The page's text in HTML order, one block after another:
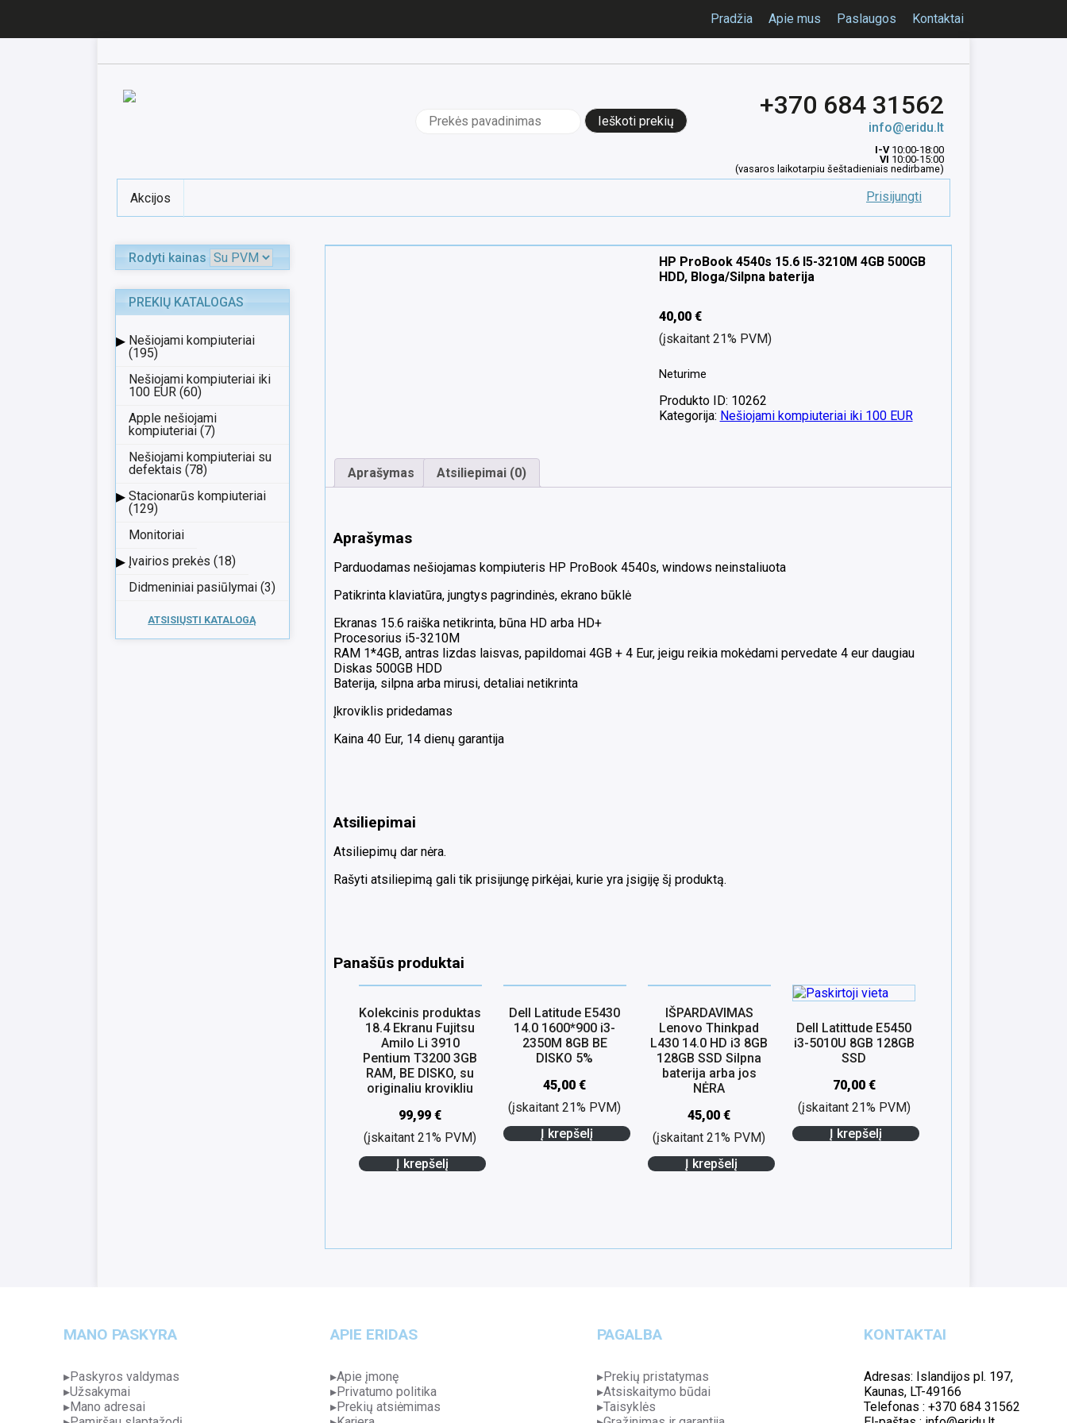
Pradžia Apie mus Paslaugos Kontaktai
Ieškoti: +370 684 31562
info@eridu.lt
I-V10:00-18:00
VI 10:00-15:00
(vasaros laikotarpiu šeštadieniais nedirbame)
Prisijungti
Akcijos
Rodyti kainas
PREKIŲ KATALOGAS
▸ Nešiojami kompiuteriai
(195)
Nešiojami kompiuteriai iki
100 EUR (60)
Apple nešiojami
kompiuteriai (7)
Nešiojami kompiuteriai su
defektais (78)
▸ Stacionarūs kompiuteriai
(129)
Monitoriai
▸ Įvairios prekės (18)
Didmeniniai pasiūlymai (3)
ATSISIŲSTI KATALOGĄ
HP ProBook 4540s 15.6 I5-3210M 4GB 500GB
HDD, Bloga/Silpna baterija
40,00 €
(įskaitant 21% PVM)
Neturime
Produkto ID: 10262
Kategorija: Nešiojami kompiuteriai iki 100 EUR
Aprašymas Atsiliepimai (0)
Aprašymas
Parduodamas nešiojamas kompiuteris HP ProBook 4540s, windows neinstaliuota
Patikrinta klaviatūra, jungtys pagrindinės, ekrano būklė
Ekranas 15.6 raiška netikrinta, būna HD arba HD+
Procesorius i5-3210M
RAM 1*4GB, antras lizdas laisvas, papildomai 4GB + 4 Eur, jeigu reikia mokėdami pervedate 4 eur daugiau
Diskas 500GB HDD
Baterija, silpna arba mirusi, detaliai netikrinta
Įkroviklis pridedamas
Kaina 40 Eur, 14 dienų garantija
Atsiliepimai
Atsiliepimų dar nėra.
Rašyti atsiliepimą gali tik prisijungę pirkėjai, kurie yra įsigiję šį produktą.
Panašūs produktai
Kolekcinis produktas
18.4 Ekranu Fujitsu
Amilo Li 3910
Pentium T3200 3GB
RAM, BE DISKO, su
originaliu krovikliu
99,99€
(įskaitant 21% PVM)
Į krepšelį
Dell Latitude E5430
14.0 1600*900 i3-
2350M 8GB BE
DISKO 5%
45,00€
(įskaitant 21% PVM)
Į krepšelį
IŠPARDAVIMAS
Lenovo Thinkpad
L430 14.0 HD i3 8GB
128GB SSD Silpna
baterija arba jos
NĖRA
45,00€
(įskaitant 21% PVM)
Į krepšelį
Dell Latittude E5450
i3-5010U 8GB 128GB
SSD
70,00 €
(įskaitant 21% PVM)
Į krepšelį
MANO PASKYRA
Paskyros valdymas
Užsakymai
Mano adresai
APIE ERIDAS
Apie įmonę
Privatumo politika
Prekių atsiėmimas
PAGALBA
Prekių pristatymas
Atsiskaitymo būdai
Taisyklės
KONTAKTAI
Adresas: Islandijos pl. 197,
Kaunas, LT-49166
Telefonas : +370 684 31562